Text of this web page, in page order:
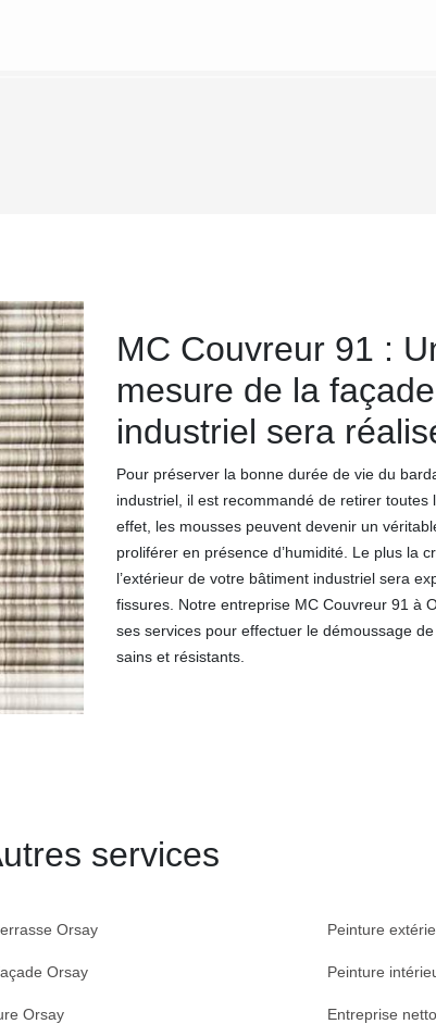
MC Couvreur 91 :
mesure de la
industriel sera
Pour préserver la bonne durée de vie du
industriel, il est recommandé de retirer
effet, les mousses peuvent devenir un
proliférer en présence d’humidité. Le plus la
l’extérieur de votre bâtiment industriel sera
fissures. Notre entreprise MC Couvreur 91 à
ses services pour effectuer le démoussage
sains et résistants.
services
Orsay
Orsay
Orsay
Peinture
Peinture
Entreprise